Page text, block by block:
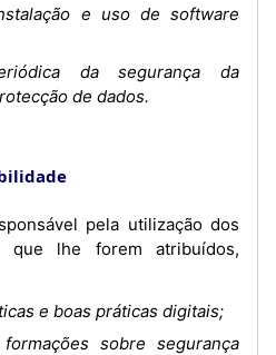
e uso de software
da segurança da
de dados.
que lhe forem atribuídos,
e boas práticas digitais;
sobre segurança